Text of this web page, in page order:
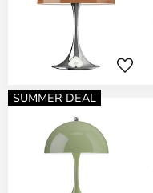
SUMMER DEAL